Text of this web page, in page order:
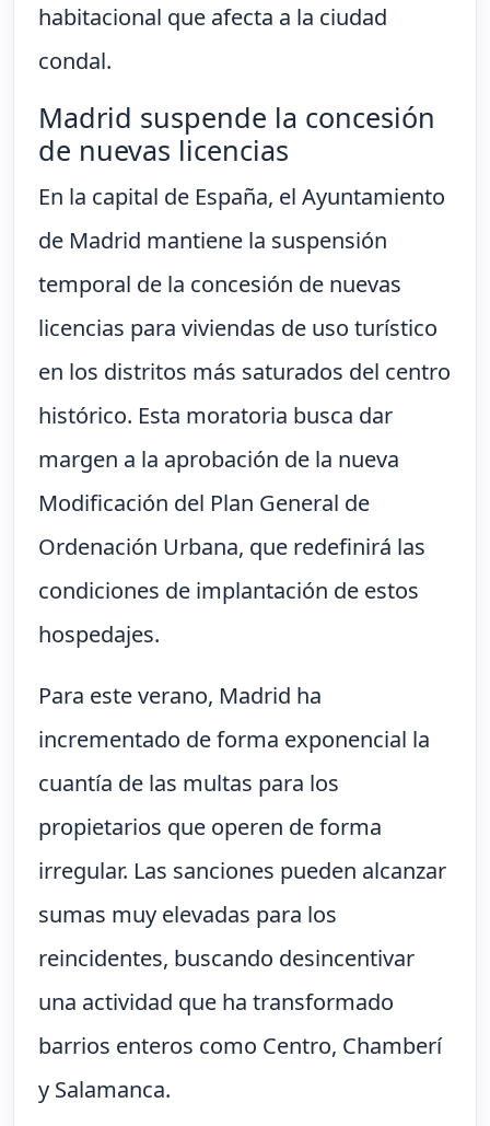
habitacional que afecta a la ciudad
condal.
Madrid suspende la concesión
de nuevas licencias
En la capital de España, el Ayuntamiento
de Madrid mantiene la suspensión
temporal de la concesión de nuevas
licencias para viviendas de uso turístico
en los distritos más saturados del centro
histórico. Esta moratoria busca dar
margen a la aprobación de la nueva
Modificación del Plan General de
Ordenación Urbana, que redefinirá las
condiciones de implantación de estos
hospedajes.
Para este verano, Madrid ha
incrementado de forma exponencial la
cuantía de las multas para los
propietarios que operen de forma
irregular. Las sanciones pueden alcanzar
sumas muy elevadas para los
reincidentes, buscando desincentivar
una actividad que ha transformado
barrios enteros como Centro, Chamberí
y Salamanca.